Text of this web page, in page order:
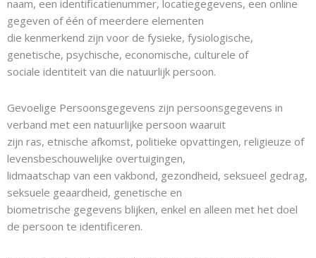
naam, een identificatienummer, locatiegegevens, een online
gegeven of één of meerdere elementen
die kenmerkend zijn voor de fysieke, fysiologische,
genetische, psychische, economische, culturele of
sociale identiteit van die natuurlijk persoon.
Gevoelige Persoonsgegevens zijn persoonsgegevens in
verband met een natuurlijke persoon waaruit
zijn ras, etnische afkomst, politieke opvattingen, religieuze of
levensbeschouwelijke overtuigingen,
lidmaatschap van een vakbond, gezondheid, seksueel gedrag,
seksuele geaardheid, genetische en
biometrische gegevens blijken, enkel en alleen met het doel
de persoon te identificeren.